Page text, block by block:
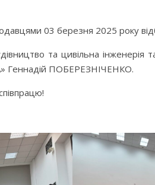
03 березня 2025 року
та цивільна
Геннадій ПОБЕРЕЗНІЧЕНКО.